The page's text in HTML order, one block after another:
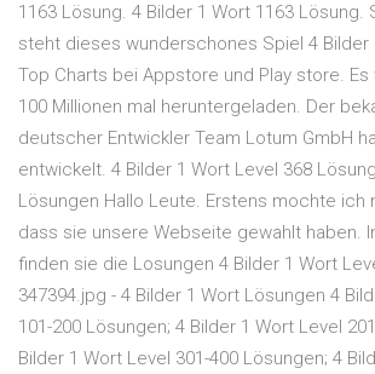
1163 Lösung. 4 Bilder 1 Wort 1163 Lösung.
steht dieses wunderschones Spiel 4 Bilder
Top Charts bei Appstore und Play store.
100 Millionen mal heruntergeladen. Der
deutscher Entwickler Team Lotum GmbH
entwickelt. 4 Bilder 1 Wort Level 368
Lösungen Hallo Leute. Erstens mochte ich
dass sie unsere Webseite gewahlt haben.
finden sie die Losungen 4 Bilder 1 Wort
347394.jpg - 4 Bilder 1 Wort Lösungen 4
101-200 Lösungen; 4 Bilder 1 Wort Level
Bilder 1 Wort Level 301-400 Lösungen; 4